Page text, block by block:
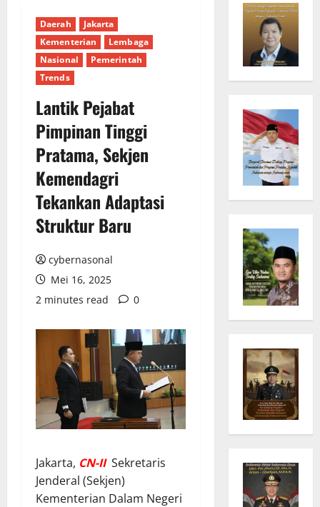
Daerah
Jakarta
Kementerian
Lembaga
Nasional
Pemerintah
Trends
Lantik Pejabat
Pimpinan Tinggi
Pratama, Sekjen
Kemendagri
Tekankan Adaptasi
Struktur Baru
cybernasonal
Mei 16, 2025
2 minutes read
0
Jakarta, CN-IISekretaris
Jenderal (Sekjen)
Kementerian Dalam Negeri